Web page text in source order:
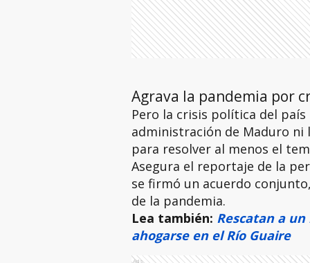
Agrava la pandemia por
Pero la crisis política del
administración de Maduro ni
para resolver al menos el
Asegura el reportaje de la
se firmó un acuerdo
de la pandemia.
Lea también: Rescatan a
ahogarse en el Río Guaire
Ads